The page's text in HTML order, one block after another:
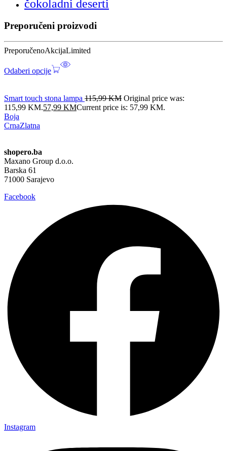
čokoladni deserti
Preporučeni proizvodi
PreporučenoAkcijaLimited
Odaberi opcije
Smart touch stona lampa 115,99KM Original price was:
115,99 KM.57,99 KMCurrent price is: 57,99 KM.
Boja
CrnaZlatna
shopero.ba
Maxano Group d.o.o.
Barska 61
71000 Sarajevo
Facebook
Instagram